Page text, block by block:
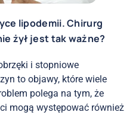
lipodemii. Chirurg
żył jest tak ważne?
i stopniowe
to objawy, które wiele
polega na tym, że
mogą występować również